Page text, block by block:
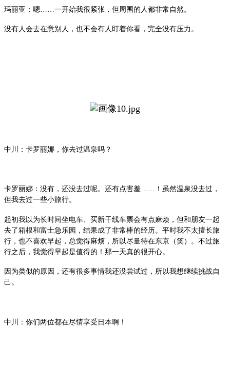
玛丽亚：嗯……一开始我很紧张，但周围的人都非常自然。
没有人会去在意别人，也不会有人盯着你看，完全没有压力。
中川：卡罗丽娜，你去过温泉吗？
卡罗丽娜：没有，还没去过呢。还有点害羞……！虽然温泉没去过，
但我去过一些小旅行。
起初我以为长时间坐电车、买新干线车票会有点麻烦，但和朋友一起
去了箱根和富士急乐园，结果成了非常棒的经历。平时我不太擅长旅
行，也不喜欢早起，总觉得麻烦，所以尽量待在东京（笑）。不过旅
行之后，我觉得早起是值得的！那一天真的很开心。
因为类似的原因，还有很多事情我还没尝试过，所以我想继续挑战自
己。
中川：你们两位都在尽情享受日本啊！